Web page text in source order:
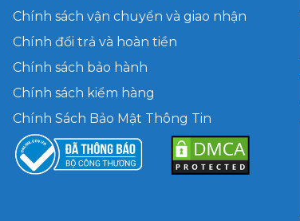
Chính sách vận chuyển và giao nhận
Chính đổi trả và hoàn tiền
Chính sách bảo hành
Chính sách kiểm hàng
Chính Sách Bảo Mật Thông Tin